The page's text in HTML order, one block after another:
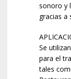
sonoro y
gracias a
Se
para el
tales